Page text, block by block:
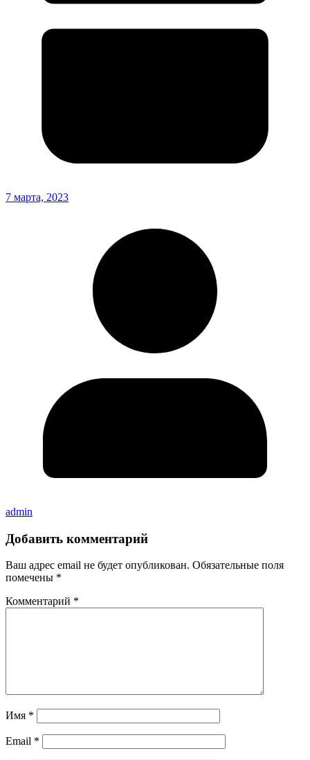
7 марта, 2023
admin
Добавить комментарий
Ваш адрес email не будет опубликован. Обязательные поля
помечены *
Комментарий *
Имя *
Email *